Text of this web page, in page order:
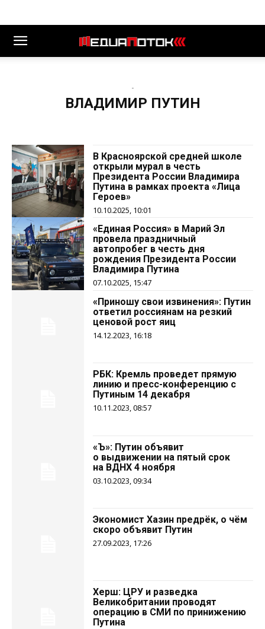
-
ВЛАДИМИР ПУТИН
В Красноярской средней школе
открыли мурал в честь
Президента России Владимира
Путина в рамках проекта «Лица
Героев»
10.10.2025, 10:01
«Единая Россия» в Марий Эл
провела праздничный
автопробег в честь дня
рождения Президента России
Владимира Путина
07.10.2025, 15:47
«Приношу свои извинения»: Путин
ответил россиянам на резкий
ценовой рост яиц
14.12.2023, 16:18
РБК: Кремль проведет прямую
линию и пресс-конференцию с
Путиным 14 декабря
10.11.2023, 08:57
«Ъ»: Путин объявит
о выдвижении на пятый срок
на ВДНХ 4 ноября
03.10.2023, 09:34
Экономист Хазин предрёк, о чём
скоро объявит Путин
27.09.2023, 17:26
Херш: ЦРУ и разведка
Великобритании проводят
операцию в СМИ по принижению
Путина